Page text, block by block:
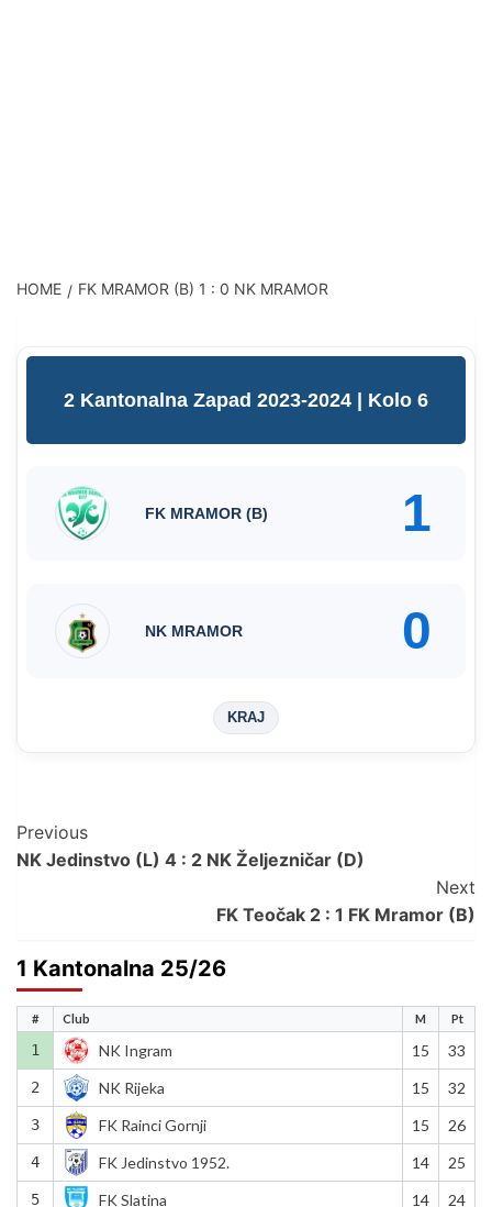
HOME FK MRAMOR (B) 1 : 0 NK MRAMOR
2 Kantonalna Zapad 2023-2024 | Kolo 6
FK MRAMOR (B) 1
NK MRAMOR 0
KRAJ
Post
Navigation
Previous
NK Jedinstvo (L) 4 : 2 NK Željezničar (D)
Next
FK Teočak 2 : 1 FK Mramor (B)
1 Kantonalna 25/26
# Club M Pt
1 NK Ingram 15 33
2 NK Rijeka 15 32
3 FK Rainci Gornji 15 26
4 FK Jedinstvo 1952. 14 25
5 FK Slatina 14 24